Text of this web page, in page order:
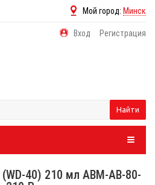
Мой город: Минск
Вход Регистрация
Найти
40) 210 мл ABM-AB-80-